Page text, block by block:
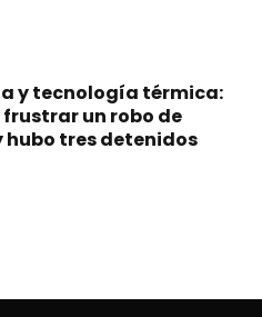
y tecnología térmica:
un robo de
hubo tres detenidos